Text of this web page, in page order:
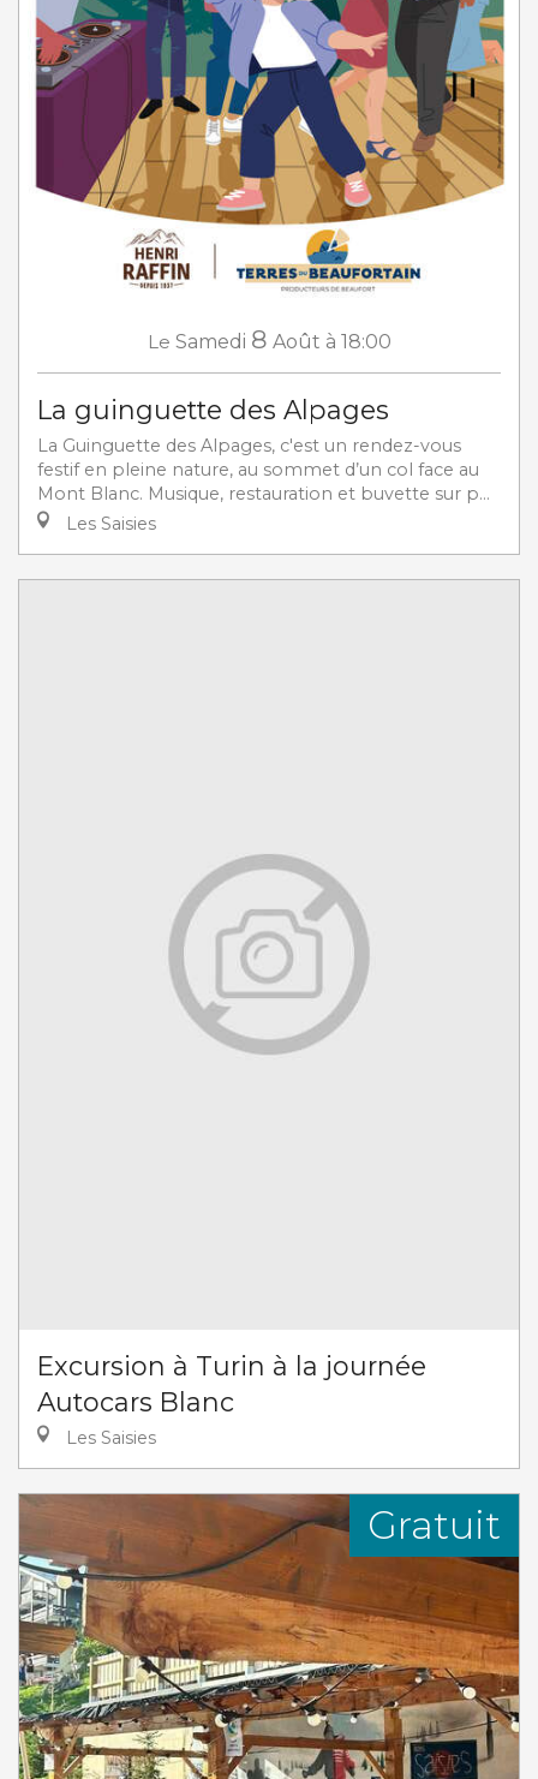
Le Samedi 8 Août à 18:00
La guinguette des Alpages
La Guinguette des Alpages, c'est un rendez-vous
festif en pleine nature, au sommet d’un col face au
Mont Blanc. Musique, restauration et buvette sur p...
Les Saisies
Excursion à Turin à la journée
Autocars Blanc
Les Saisies
Gratuit